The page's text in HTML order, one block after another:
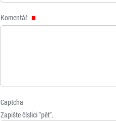
Komentář
Captcha
Zapište číslici "pět".